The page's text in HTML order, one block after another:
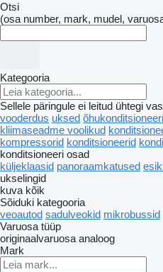
Otsi
(osa number, mark, mudel,
Kategooria
Sellele päringule ei leitud ühtegi
vooderdus uksed
kliimaseadme voolikud
kompressorid konditsioneerid
konditsioneeri osad
küljeklaasid panoraamkatused
ukselingid
kuva kõik
Sõiduki kategooria
veoautod sadulveokid mikrobussid
Varuosa tüüp
originaalvaruosa analoog
Mark